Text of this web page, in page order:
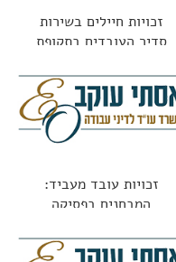
זכויות חיילים בשירות
סדיר העובדים בתקופת
זכויות עובד מעביד:
המבחנים בפסיקה